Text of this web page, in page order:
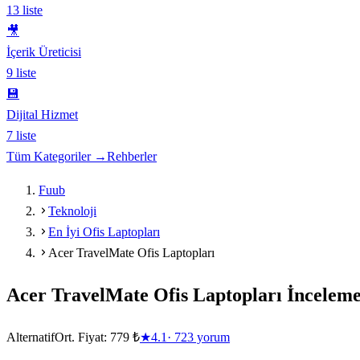
13 liste
🎥
İçerik Üreticisi
9 liste
💾
Dijital Hizmet
7 liste
Tüm Kategoriler →Rehberler
Fuub
Teknoloji
En İyi Ofis Laptopları
Acer TravelMate Ofis Laptopları
Acer TravelMate Ofis Laptopları
AlternatifOrt. Fiyat: 779 ₺★4.1 · 723 yorum